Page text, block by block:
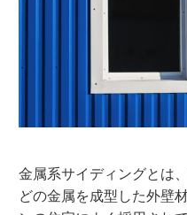
金属系サイディングとは
どの金属を成型した外壁